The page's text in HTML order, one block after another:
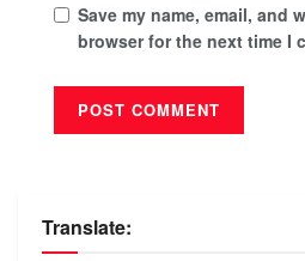
Save my name, email, and
browser for the next time I
Translate: